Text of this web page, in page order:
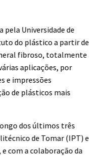
pela Universidade de
do plástico a partir de
fibroso, totalmente
aplicações, por
e impressões
de plásticos mais
dos últimos três
de Tomar (IPT) e
com a colaboração da